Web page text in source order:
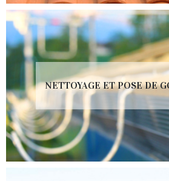
NETTOYAGE ET POSE DE